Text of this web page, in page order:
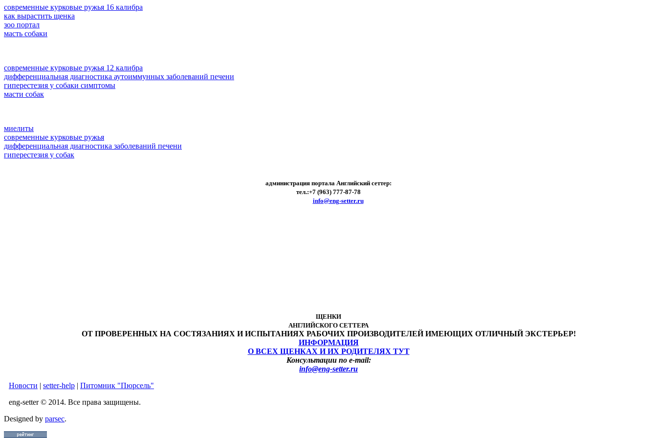
современные курковые ружья 16 калибра
как вырастить щенка
зоо портал
масть собаки
современные курковые ружья 12 калибра
дифференциальная диагностика аутоиммунных заболеваний печени
гиперестезия у собаки симптомы
масти собак
миелиты
современные курковые ружья
дифференциальная диагностика заболеваний печени
гиперестезия у собак
администрация портала Английский сеттер:
тел.:+7 (963) 777-87-78
info@eng-setter.ru
ЩЕНКИ
АНГЛИЙСКОГО СЕТТЕРА
ОТ ПРОВЕРЕННЫХ НА СОСТЯЗАНИЯХ И ИСПЫТАНИЯХ РАБОЧИХ ПРОИЗВОДИТЕЛЕЙ ИМЕЮЩИХ ОТЛИЧНЫЙ ЭКСТЕРЬЕР!
ИНФОРМАЦИЯ
О ВСЕХ ЩЕНКАХ И ИХ РОДИТЕЛЯХ ТУТ
Консультации по e-mail:
info@eng-setter.ru
Новости | setter-help | Питомник "Пюрсель"
eng-setter © 2014. Все права защищены.
Designed by parsec.